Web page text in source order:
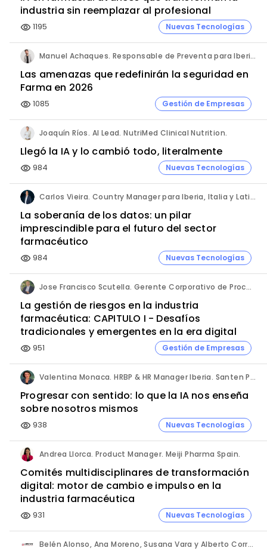
industria sin reemplazar al profesional
visibility 1195 Nuevas Tecnologías
Manuel Achaques. Responsable de Preventa para Iberia, Italia y Latinoamérica. Hornetsecurity.
Las amenazas que redefinirán la seguridad en
Farma en 2026
visibility 1085 Gestión de Empresas
Joaquín Ríos. AI Lead. NutriMed Clinical Nutrition.
Llegó la IA y lo cambió todo, literalmente
visibility 984 Nuevas Tecnologías
Carlos Vieira. Country Manager para Iberia, Italia y Latinoamérica. Hornetsecurity.
La soberanía de los datos: un pilar
imprescindible para el futuro del sector
farmacéutico
visibility 984 Nuevas Tecnologías
Jose Francisco Scutella. Gerente Corporativo de Procesos & Control Interno. Adium Pharma.
La gestión de riesgos en la industria
farmacéutica: CAPITULO I - Desafíos
tradicionales y emergentes en la era digital
visibility 951 Gestión de Empresas
Valentina Monaca. HRBP & HR Manager Iberia. Santen Pharmaceutical.
Progresar con sentido: lo que la IA nos enseña
sobre nosotros mismos
visibility 938 Nuevas Tecnologías
Andrea Llorca. Product Manager. Meiji Pharma Spain.
Comités multidisciplinares de transformación
digital: motor de cambio e impulso en la
industria farmacéutica
visibility 931 Nuevas Tecnologías
Belén Alonso, Ana Moreno, Susana Vara y Alberto Corral. Apices.